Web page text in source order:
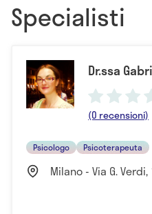
Specialisti
Dr.ssa
(0 recensioni)
Psicologo Psicoterapeuta
Milano - Via G.